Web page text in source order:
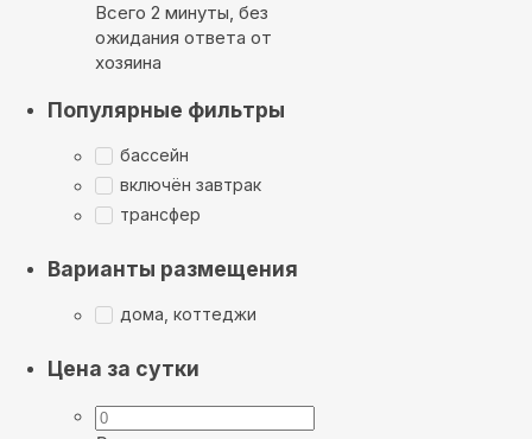
Всего 2 минуты, без
ожидания ответа от
хозяина
Популярные фильтры
бассейн
включён завтрак
трансфер
Варианты размещения
дома, коттеджи
Цена за сутки